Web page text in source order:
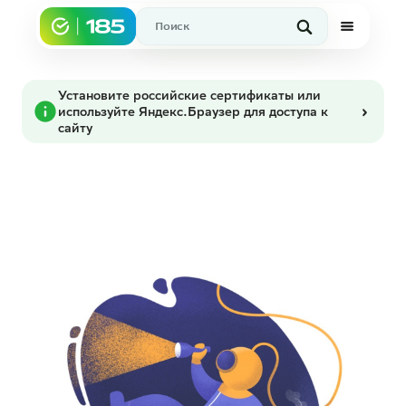
Установите российские сертификаты или
используйте Яндекс.Браузер для доступа к
сайту